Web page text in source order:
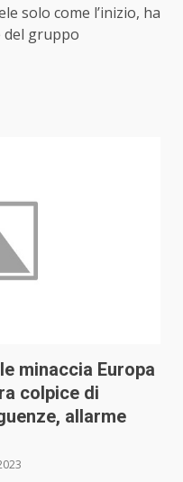
solo come l’inizio, ha
del gruppo
minaccia Europa
colpice di
allarme